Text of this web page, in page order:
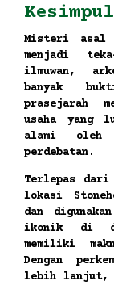
Misteri asal
menjadi
ilmuwan,
banyak
prasejarah
usaha yang
alami oleh
perdebatan.
Terlepas dari
lokasi
dan
ikonik di
memiliki
Dengan
lebih lanjut,